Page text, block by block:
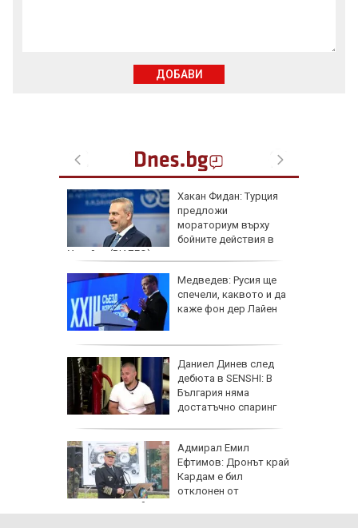
Хакан Фидан: Турция
предложи
мораториум върху
бойните действия в
Украйна (ВИДЕО)
Медведев: Русия ще
спечели, каквото и да
каже фон дер Лайен
Даниел Динев след
дебюта в SENSHI: В
България няма
достатъчно спаринг
Адмирал Емил
Ефтимов: Дронът край
Кардам е бил
отклонен от
електронна война
ДОБАВИ